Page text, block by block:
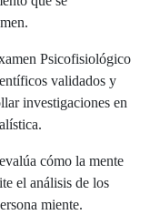
Psicofisiológico
validados y
investigaciones en
cómo la mente
el análisis de los
miente.